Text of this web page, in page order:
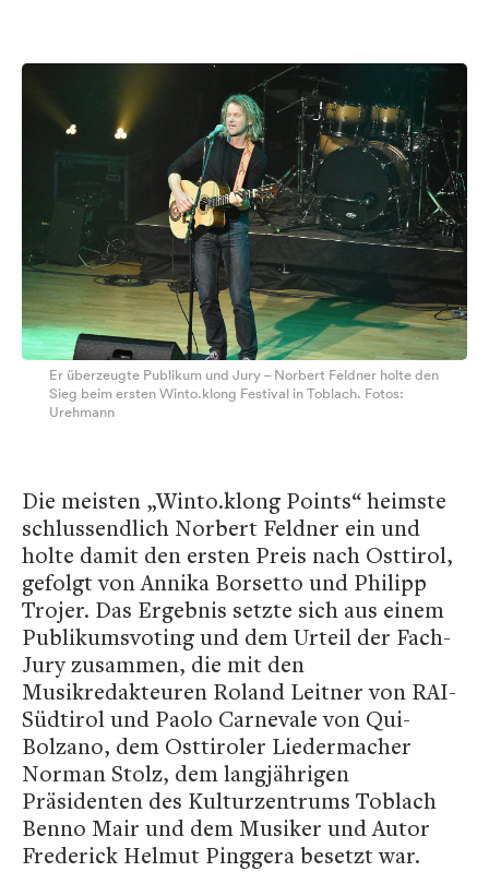
Er überzeugte Publikum und Jury – Norbert Feldner holte den
Sieg beim ersten Winto.klong Festival in Toblach. Fotos:
Urehmann
Die meisten „Winto.klong Points“ heimste
schlussendlich Norbert Feldner ein und
holte damit den ersten Preis nach Osttirol,
gefolgt von Annika Borsetto und Philipp
Trojer. Das Ergebnis setzte sich aus einem
Publikumsvoting und dem Urteil der Fach-
Jury zusammen, die mit den
Musikredakteuren Roland Leitner von RAI-
Südtirol und Paolo Carnevale von Qui-
Bolzano, dem Osttiroler Liedermacher
Norman Stolz, dem langjährigen
Präsidenten des Kulturzentrums Toblach
Benno Mair und dem Musiker und Autor
Frederick Helmut Pinggera besetzt war.